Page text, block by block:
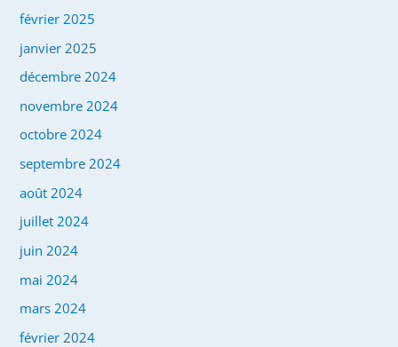
février 2025
janvier 2025
décembre 2024
novembre 2024
octobre 2024
septembre 2024
août 2024
juillet 2024
juin 2024
mai 2024
mars 2024
février 2024